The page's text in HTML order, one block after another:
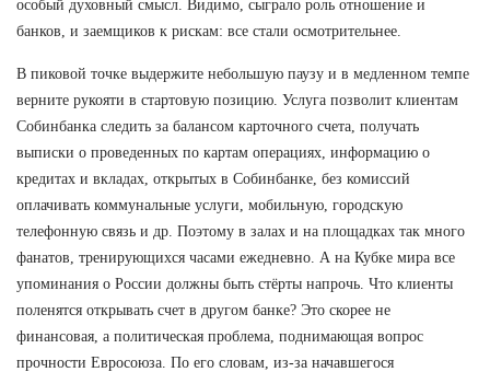
особый духовный смысл. Видимо, сыграло роль отношение и
банков, и заемщиков к рискам: все стали осмотрительнее.
В пиковой точке выдержите небольшую паузу и в медленном темпе
верните рукояти в стартовую позицию. Услуга позволит клиентам
Собинбанка следить за балансом карточного счета, получать
выписки о проведенных по картам операциях, информацию о
кредитах и вкладах, открытых в Собинбанке, без комиссий
оплачивать коммунальные услуги, мобильную, городскую
телефонную связь и др. Поэтому в залах и на площадках так много
фанатов, тренирующихся часами ежедневно. А на Кубке мира все
упоминания о России должны быть стёрты напрочь. Что клиенты
поленятся открывать счет в другом банке? Это скорее не
финансовая, а политическая проблема, поднимающая вопрос
прочности Евросоюза. По его словам, из-за начавшегося